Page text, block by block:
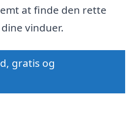
at finde den rette
vinduer.
gratis og